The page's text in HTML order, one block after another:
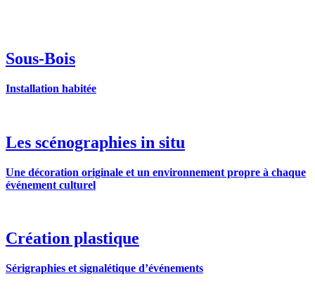
Sous-Bois
Installation habitée
Les scénographies in situ
Une décoration originale et un environnement propre à chaque
événement culturel
Création plastique
Sérigraphies et signalétique d’événements